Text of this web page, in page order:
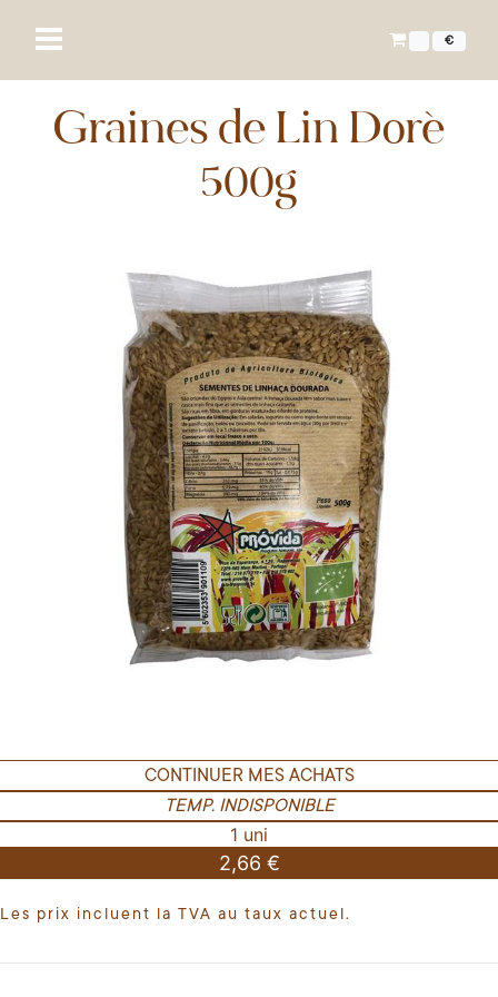
€
Graines de Lin Doré
500g
CONTINUER MES ACHATS
TEMP. INDISPONIBLE
1 uni
2,66 €
Les prix incluent la TVA au taux actuel.